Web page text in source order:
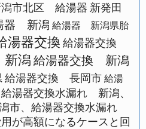
潟市北区 給湯器 新発田
器 新潟 給湯器 新潟県胎
湯器交換 給湯器交換
潟 給湯器交換 新潟
給湯器交換 長岡市 給湯
給湯器交換水漏れ 新潟、
市、給湯器交換水漏れ
が高額になるケースと回